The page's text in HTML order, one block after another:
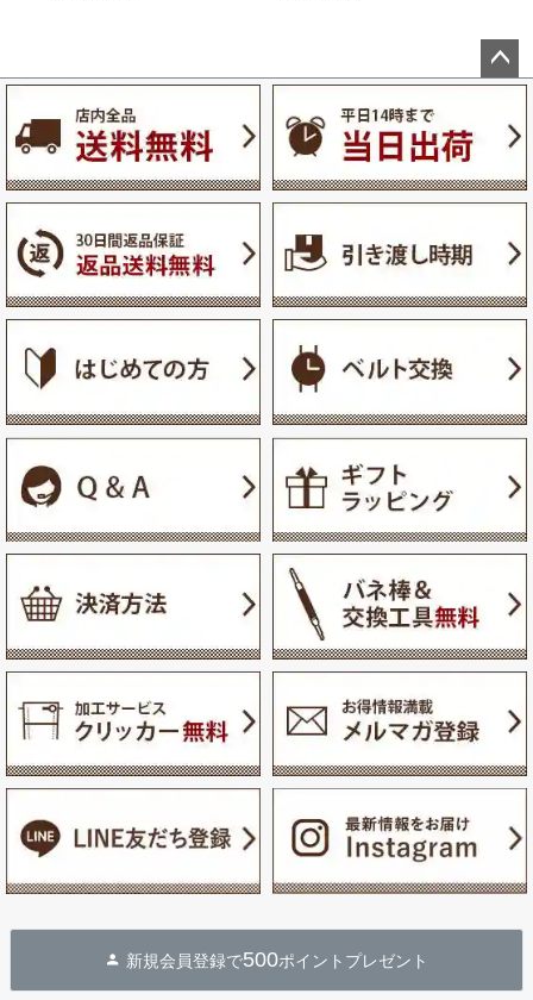
ペー
ップ
新規会員登録で500ポイントプレゼント